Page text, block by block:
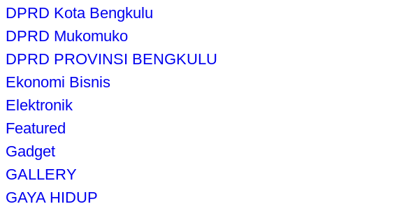
DPRD Kota Bengkulu
DPRD Mukomuko
DPRD PROVINSI BENGKULU
Ekonomi Bisnis
Elektronik
Featured
Gadget
GALLERY
GAYA HIDUP